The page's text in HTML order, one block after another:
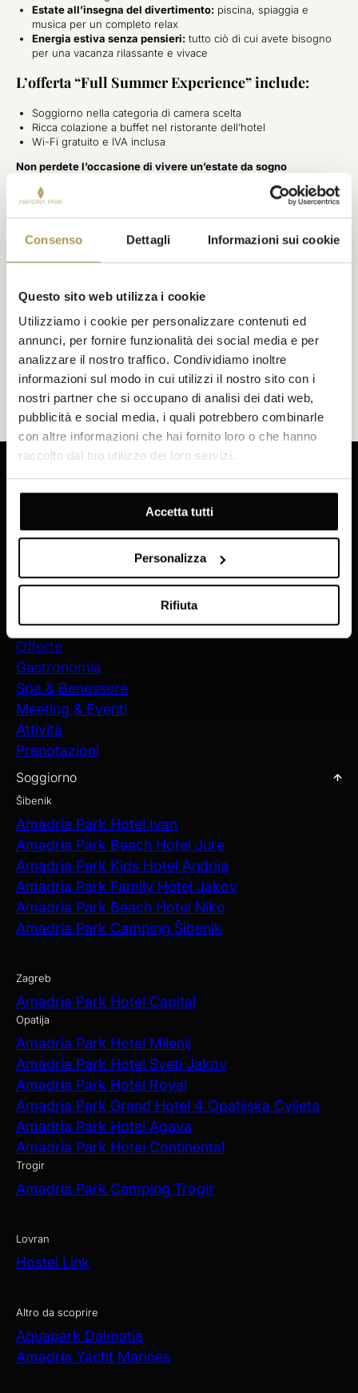
Consenso Dettagli Informazioni sui cookie
Questo sito web utilizza i cookie
Utilizziamo i cookie per personalizzare contenuti ed
annunci, per fornire funzionalità dei social media e per
analizzare il nostro traffico. Condividiamo inoltre
informazioni sul modo in cui utilizzi il nostro sito con i
nostri partner che si occupano di analisi dei dati web,
pubblicità e social media, i quali potrebbero combinarle
con altre informazioni che hai fornito loro o che hanno
raccolto dal tuo utilizzo dei loro servizi.
Accetta tutti
Personalizza
Rifiuta
Estate all’insegna del divertimento: piscina, spiaggia e
musica per un completo relax
Energia estiva senza pensieri: tutto ciò di cui avete bisogno
per una vacanza rilassante e vivace
L’offerta “Full Summer Experience” include:
Soggiorno nella categoria di camera scelta
Ricca colazione a buffet nel ristorante dell’hotel
Wi-Fi gratuito e IVA inclusa
Non perdete l’occasione di vivere un’estate da sogno
indimenticabili.
L'OFFERTA È VALIDA PER IL PERIODO DI
SOGGIORNO:
PRENOTA ORA
Ricevi le nostre ultime offerte e novità
Hotel Jure
Sistemazione
Offerte
Gastronomia
Spa & Benessere
Meeting & Eventi
Attività
Prenotazioni
Soggiorno
Šibenik
Amadria Park Hotel Ivan
Amadria Park Beach Hotel Jure
Amadria Park Kids Hotel Andrija
Amadria Park Family Hotel Jakov
Amadria Park Beach Hotel Niko
Amadria Park Camping Šibenik
Zagreb
Amadria Park Hotel Capital
Opatija
Amadria Park Hotel Milenij
Amadria Park Hotel Sveti Jakov
Amadria Park Hotel Royal
Amadria Park Grand Hotel 4 Opatijska Cvijeta
Amadria Park Hotel Agava
Amadria Park Hotel Continental
Trogir
Amadria Park Camping Trogir
Lovran
Hostel Link
Altro da scoprire
Aquapark Dalmatia
Amadria Yacht Marines